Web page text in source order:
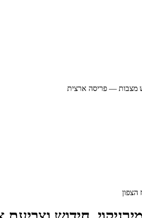
מצבות — פריסה ארצית
הצפון